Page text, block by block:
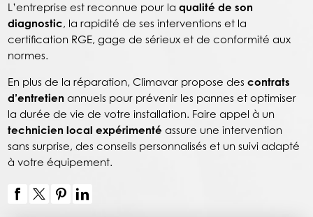
L’entreprise est reconnue pour laqualité de son
diagnostic, la rapidité de ses interventions et la
certification RGE, gage de sérieux et de conformité aux
normes.
En plus de la réparation, Climavar propose descontrats
d’entretien annuels pour prévenir les pannes et optimiser
la durée de vie de votre installation. Faire appel à un
technicien local expérimenté assure une intervention
sans surprise, des conseils personnalisés et un suivi adapté
à votre équipement.